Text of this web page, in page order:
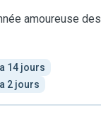
amoureuse des
14 jours
2 jours